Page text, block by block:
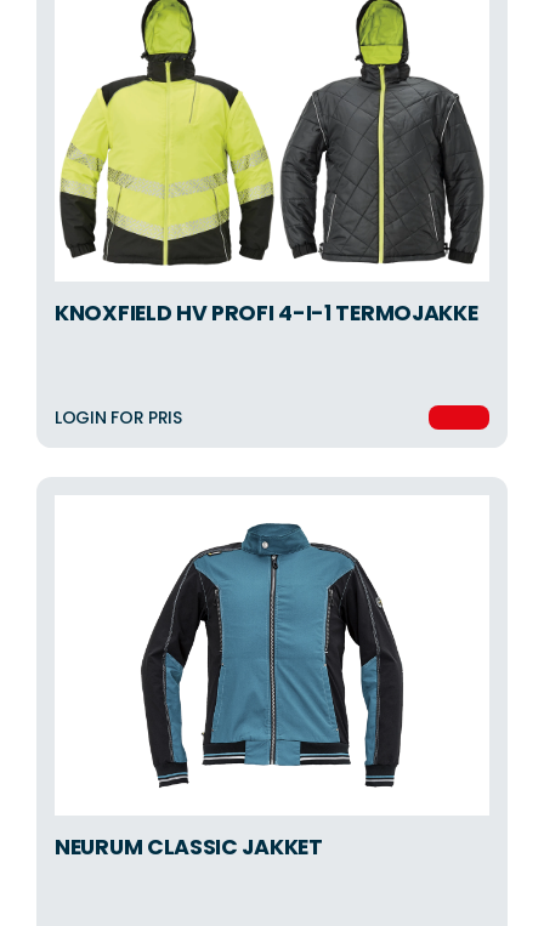
KNOXFIELD HV PROFI 4-I-1 TERMOJAKKE
LOGIN FOR PRIS
NEURUM CLASSIC JAKKET